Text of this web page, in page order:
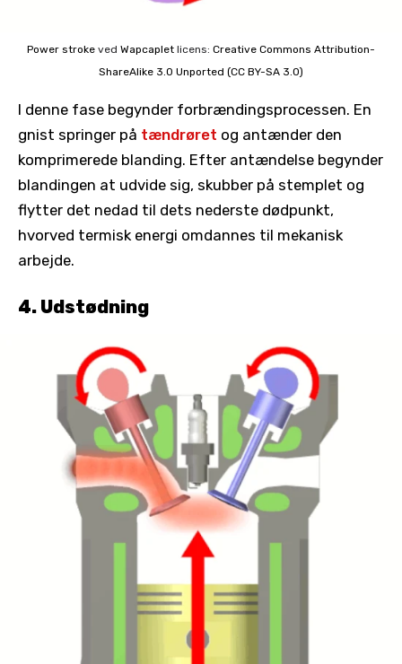
Power stroke ved Wapcaplet licens: Creative Commons Attribution-
ShareAlike 3.0 Unported (CC BY-SA 3.0)
I denne fase begynder forbrændingsprocessen. En
gnist springer på tændrøret og antænder den
komprimerede blanding. Efter antændelse begynder
blandingen at udvide sig, skubber på stemplet og
flytter det nedad til dets nederste dødpunkt,
hvorved termisk energi omdannes til mekanisk
arbejde.
4. Udstødning